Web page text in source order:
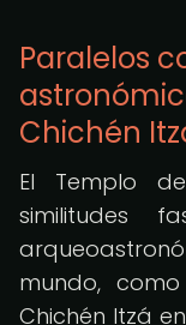
Paralelos
Chichén
El Templo
similitudes
mundo,
Chichén Itzá